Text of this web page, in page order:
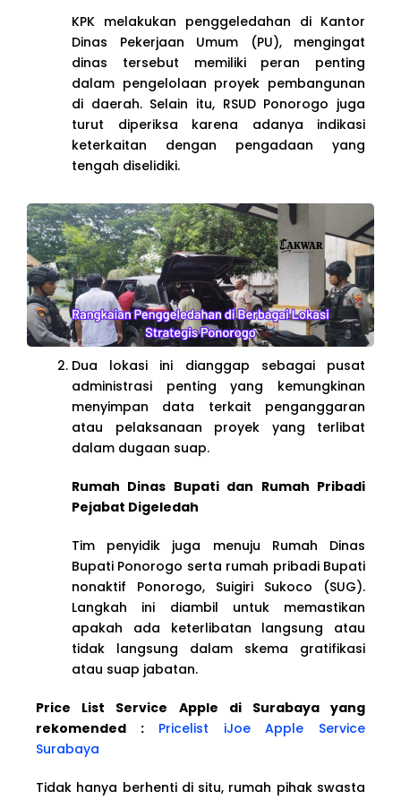
KPK melakukan penggeledahan di Kantor
Dinas Pekerjaan Umum (PU), mengingat
dinas tersebut memiliki peran penting
dalam pengelolaan proyek pembangunan
di daerah. Selain itu, RSUD Ponorogo juga
turut diperiksa karena adanya indikasi
keterkaitan dengan pengadaan yang
tengah diselidiki.
Dua lokasi ini dianggap sebagai pusat
administrasi penting yang kemungkinan
menyimpan data terkait penganggaran
atau pelaksanaan proyek yang terlibat
dalam dugaan suap.
Rumah Dinas Bupati dan Rumah Pribadi
Pejabat Digeledah
Tim penyidik juga menuju Rumah Dinas
Bupati Ponorogo serta rumah pribadi Bupati
nonaktif Ponorogo, Suigiri Sukoco (SUG).
Langkah ini diambil untuk memastikan
apakah ada keterlibatan langsung atau
tidak langsung dalam skema gratifikasi
atau suap jabatan.
Price List Service Apple di Surabaya yang
rekomended :
Pricelist iJoe Apple Service
Surabaya
Tidak hanya berhenti di situ, rumah pihak swasta